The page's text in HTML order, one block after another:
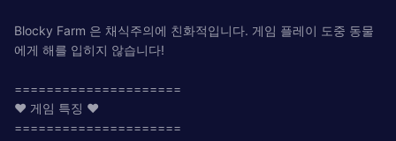
Blocky Farm 은 채식주의에 친화적입니다. 게임 플레이 도중 동물
에게 해를 입히지 않습니다!
=====================
❤ 게임 특징 ❤
=====================